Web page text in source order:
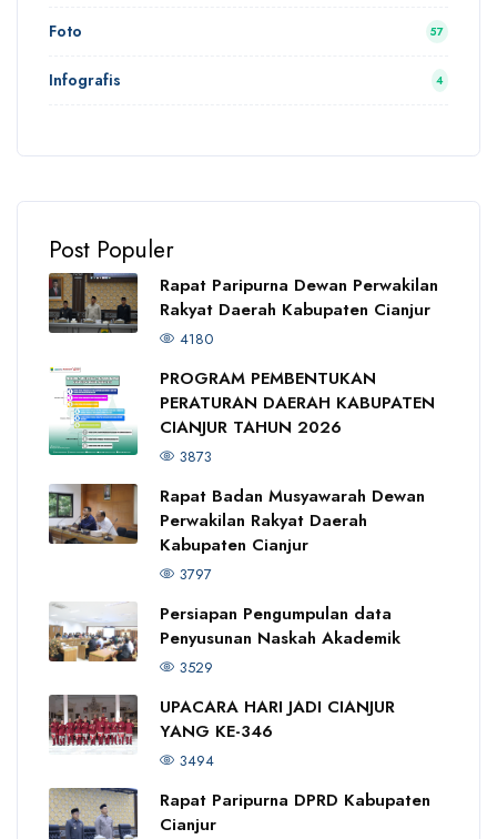
Foto 57
Infografis 4
Post Populer
Rapat Paripurna Dewan Perwakilan
Rakyat Daerah Kabupaten Cianjur
4180
PROGRAM PEMBENTUKAN
PERATURAN DAERAH KABUPATEN
CIANJUR TAHUN 2026
3873
Rapat Badan Musyawarah Dewan
Perwakilan Rakyat Daerah
Kabupaten Cianjur
3797
Persiapan Pengumpulan data
Penyusunan Naskah Akademik
3529
UPACARA HARI JADI CIANJUR
YANG KE-346
3494
Rapat Paripurna DPRD Kabupaten
Cianjur